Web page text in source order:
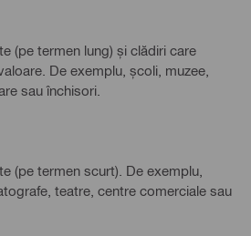
(pe termen lung) și clădiri care
De exemplu, școli, muzee,
sau închisori.
(pe termen scurt). De exemplu,
teatre, centre comerciale sau